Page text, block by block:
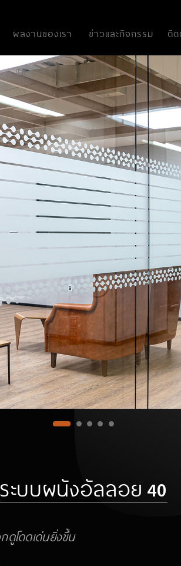
ผลงานของเรา ข่าวและกิจกรรม ติด
ระบบผนังอัลลอย 40
ดูโดดเด่นยิ่งขึ้น